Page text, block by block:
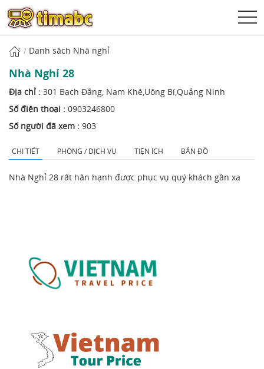
Danh sách Nhà nghỉ
Nhà Nghỉ 28
Địa chỉ : 301 Bạch Đằng, Nam Khê,Uông Bí,Quảng Ninh
Số điện thoại : 0903246800‎
Số người đã xem : 903
CHI TIẾT PHÒNG / DỊCH VỤ TIỆN ÍCH BẢN ĐỒ
Nhà Nghỉ 28 rất hân hạnh được phục vụ quý khách gần xa